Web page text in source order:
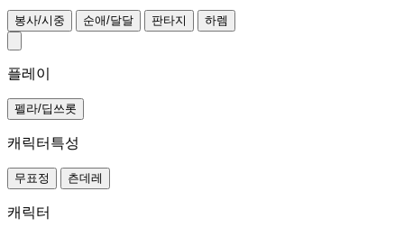
봉사/시중 순애/달달 판타지 하렘
플레이
펠라/딥쓰롯
캐릭터특성
무표정 츤데레
캐릭터